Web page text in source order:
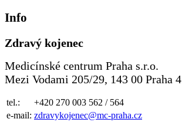
Info
Zdravý kojenec
Medicínské centrum Praha s.r.o.
Mezi Vodami 205/29, 143 00 Praha 4
tel.:
+420 270 003 562 / 564
e-mail: zdravykojenec@mc-praha.cz